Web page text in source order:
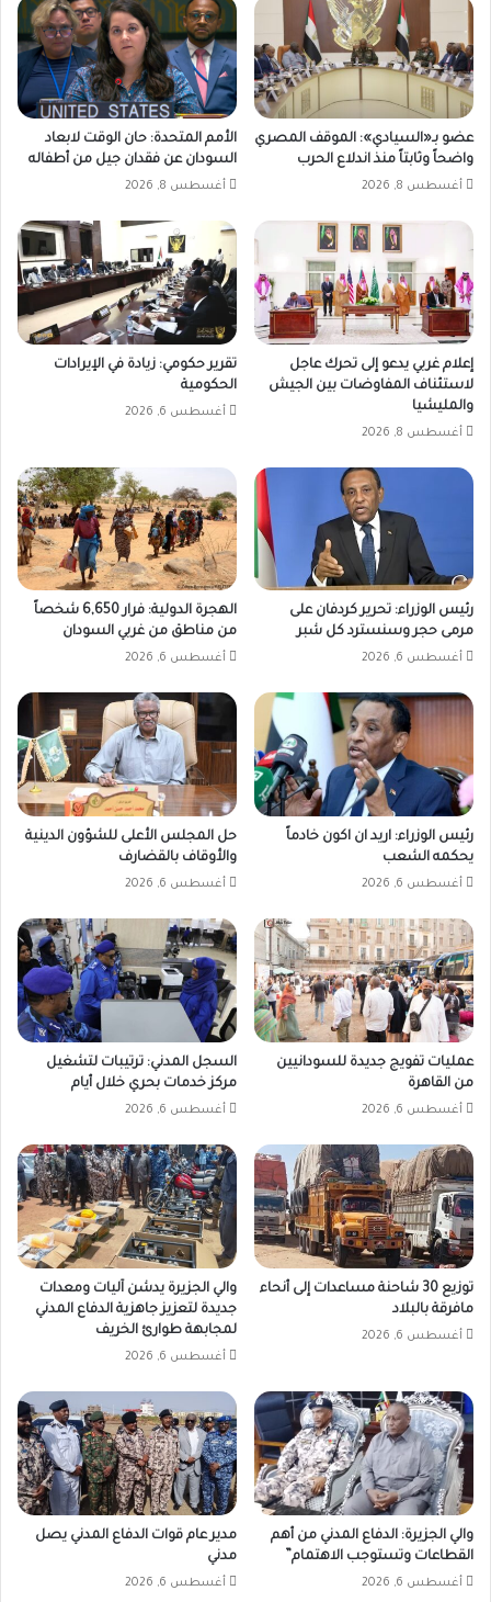
عضو بـ«السيادي»: الموقف المصري
واضحاً وثابتاً منذ اندلاع الحرب
أغسطس 8, 2026
الأمم المتحدة: حان الوقت لابعاد
السودان عن فقدان جيل من أطفاله
أغسطس 8, 2026
إعلام غربي يدعو إلى تحرك عاجل
لاستئناف المفاوضات بين الجيش
والمليشيا
أغسطس 8, 2026
تقرير حكومي: زيادة في الإيرادات
الحكومية
أغسطس 6, 2026
رئيس الوزراء: تحرير كردفان على
مرمى حجر وسنسترد كل شبر
أغسطس 6, 2026
الهجرة الدولية: فرار 6,650 شخصاً
من مناطق من غربي السودان
أغسطس 6, 2026
رئيس الوزراء: اريد ان اكون خادماً
يحكمه الشعب
أغسطس 6, 2026
حل المجلس الأعلى للشؤون الدينية
والأوقاف بالقضارف
أغسطس 6, 2026
عمليات تفويج جديدة للسودانيين
من القاهرة
أغسطس 6, 2026
السجل المدني: ترتيبات لتشغيل
مركز خدمات بحري خلال أيام
أغسطس 6, 2026
توزيع 30 شاحنة مساعدات إلى أنحاء
مافرقة بالبلاد
أغسطس 6, 2026
والي الجزيرة يدشن آليات ومعدات
جديدة لتعزيز جاهزية الدفاع المدني
لمجابهة طوارئ الخريف
أغسطس 6, 2026
والي الجزيرة: الدفاع المدني من أهم
القطاعات وتستوجب الاهتمام”
أغسطس 6, 2026
مدير عام قوات الدفاع المدني يصل
مدني
أغسطس 6, 2026